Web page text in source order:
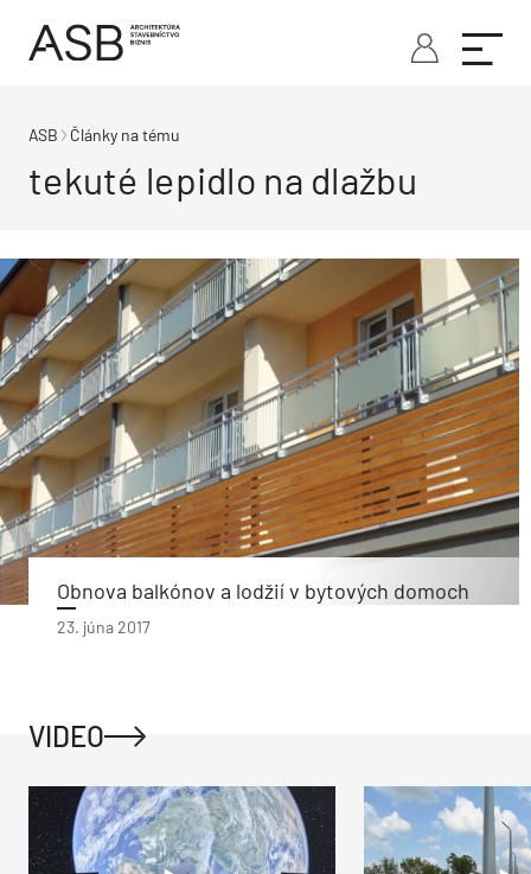
ASB Články na tému
tekuté lepidlo na dlažbu
Obnova balkónov a lodžií v bytových domoch
23. júna 2017
VIDEO